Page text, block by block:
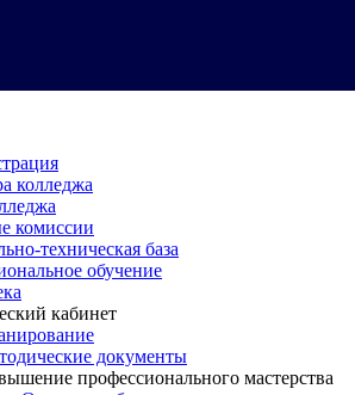
колледжа
комиссии
техническая база
обучение
кабинет
документы
профессионального мастерства